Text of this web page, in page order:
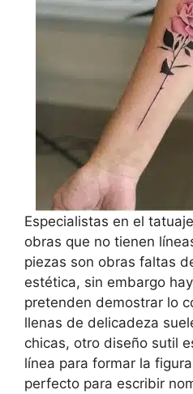
Especialistas en el
obras que no tienen
piezas son obras faltas
estética, sin embargo
pretenden demostrar lo
llenas de delicadeza
chicas, otro diseño sutil
línea para formar la
perfecto para escribir